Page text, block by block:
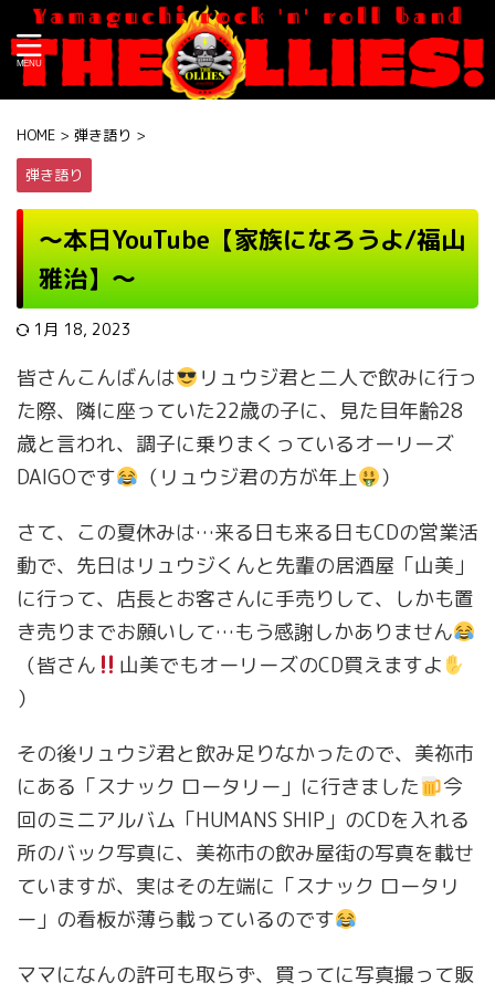
HOME > 弾き語り >
弾き語り
〜本日YouTube【家族になろうよ/福山
雅治】〜
1月 18, 2023
皆さんこんばんは
リュウジ君と二人で飲みに行っ
た際、隣に座っていた22歳の子に、見た目年齢28
歳と言われ、調子に乗りまくっているオーリーズ
DAIGOです
（リュウジ君の方が年上
）
さて、この夏休みは…来る日も来る日もCDの営業活
動で、先日はリュウジくんと先輩の居酒屋「山美」
に行って、店長とお客さんに手売りして、しかも置
き売りまでお願いして…もう感謝しかありません
（皆さん
山美でもオーリーズのCD買えますよ
）
その後リュウジ君と飲み足りなかったので、美祢市
にある「スナック ロータリー」に行きました
今
回のミニアルバム「HUMANS SHIP」のCDを入れる
所のバック写真に、美祢市の飲み屋街の写真を載せ
ていますが、実はその左端に「スナック ロータリ
ー」の看板が薄ら載っているのです
ママになんの許可も取らず、買ってに写真撮って販